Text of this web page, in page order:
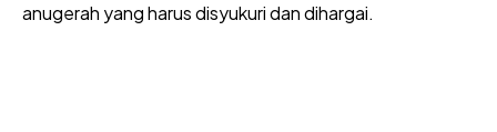
anugerah yang harus disyukuri dan dihargai.